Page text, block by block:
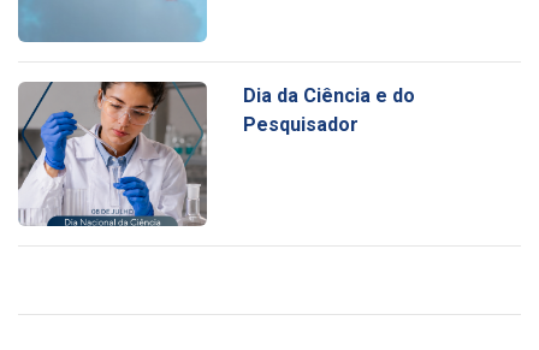
Dia da Ciência e do
Pesquisador